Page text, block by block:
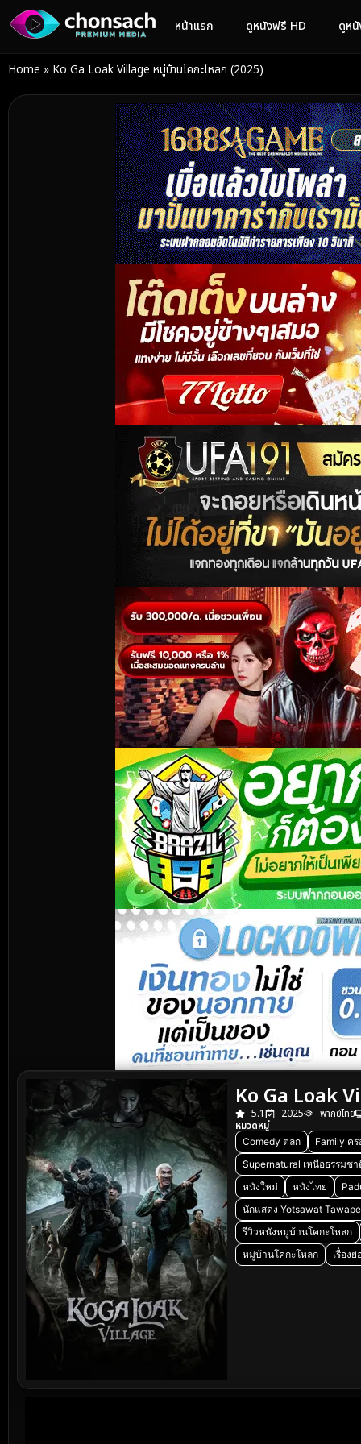
หน้าแรก ดูหนังฟรี HD ดูห
Home » Ko Ga Loak Village หมู่บ้านโคกะโหลก (2025)
Ko Ga Loak
5.1 2025
พากย์ไทย
หมวดหมู่
Comedy ตลก
Family ค
Supernatural เหนือธรรมช
หนังใหม่
หนังไทย
นักแสดง Yotsawat
รีวิวหนังหมู่บ้านโคกะโหลก
หมู่บ้านโคกะโหลก
เรื่อง